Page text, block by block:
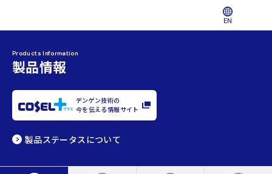
EN
Products Information
製品情報
デンゲン技術の
今を伝える情報サイト
製品ステータスについて